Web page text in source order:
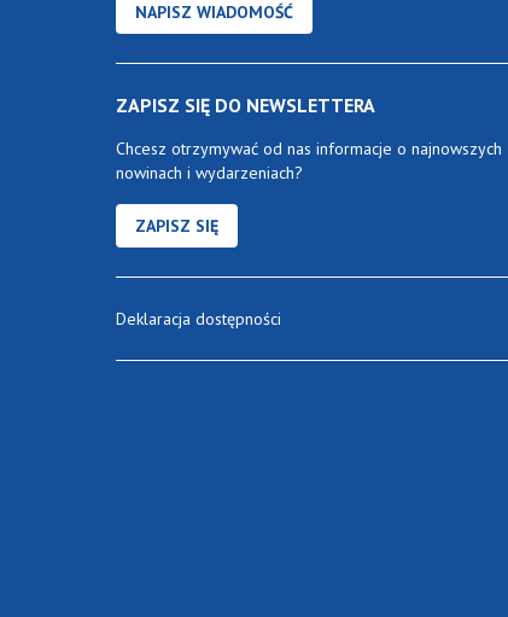
NAPISZ WIADOMOŚĆ
ZAPISZ SIĘ DO NEWSLETTERA
Chcesz otrzymywać od nas informacje o najnowszych
nowinach i wydarzeniach?
ZAPISZ SIĘ
Deklaracja dostępności